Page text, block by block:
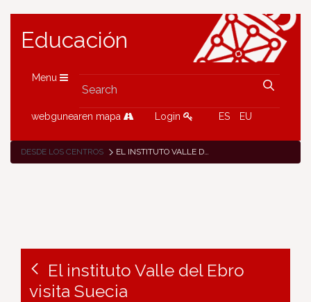
Educación
Menu
webgunearen mapa Login ES EU
DESDE LOS CENTROS EL INSTITUTO VALLE DEL EBRO VISITA SUECIA
El instituto Valle del Ebro
visita Suecia